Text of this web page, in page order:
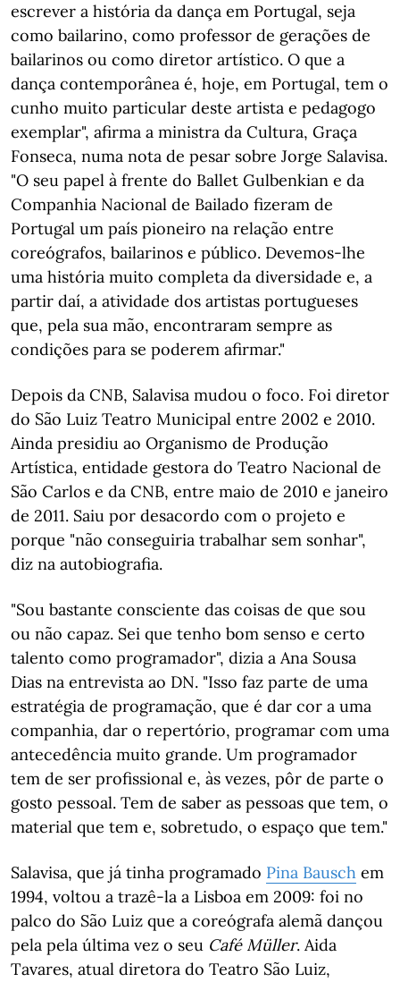
escrever a história da dança em Portugal, seja
como bailarino, como professor de gerações de
bailarinos ou como diretor artístico. O que a
dança contemporânea é, hoje, em Portugal, tem o
cunho muito particular deste artista e pedagogo
exemplar", afirma a ministra da Cultura, Graça
Fonseca, numa nota de pesar sobre Jorge Salavisa.
"O seu papel à frente do Ballet Gulbenkian e da
Companhia Nacional de Bailado fizeram de
Portugal um país pioneiro na relação entre
coreógrafos, bailarinos e público. Devemos-lhe
uma história muito completa da diversidade e, a
partir daí, a atividade dos artistas portugueses
que, pela sua mão, encontraram sempre as
condições para se poderem afirmar."
Depois da CNB, Salavisa mudou o foco. Foi diretor
do São Luiz Teatro Municipal entre 2002 e 2010.
Ainda presidiu ao Organismo de Produção
Artística, entidade gestora do Teatro Nacional de
São Carlos e da CNB, entre maio de 2010 e janeiro
de 2011. Saiu por desacordo com o projeto e
porque "não conseguiria trabalhar sem sonhar",
diz na autobiografia.
"Sou bastante consciente das coisas de que sou
ou não capaz. Sei que tenho bom senso e certo
talento como programador", dizia a Ana Sousa
Dias na entrevista ao DN. "Isso faz parte de uma
estratégia de programação, que é dar cor a uma
companhia, dar o repertório, programar com uma
antecedência muito grande. Um programador
tem de ser profissional e, às vezes, pôr de parte o
gosto pessoal. Tem de saber as pessoas que tem, o
material que tem e, sobretudo, o espaço que tem."
Salavisa, que já tinha programado Pina Bausch em
1994, voltou a trazê-la a Lisboa em 2009: foi no
palco do São Luiz que a coreógrafa alemã dançou
pela pela última vez o seu Café Müller. Aida
Tavares, atual diretora do Teatro São Luiz,